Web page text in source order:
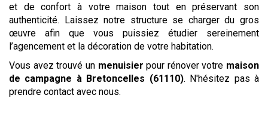
et de confort à votre maison tout en préservant son
authenticité. Laissez notre structure se charger du gros
œuvre afin que vous puissiez étudier sereinement
l’agencement et la décoration de votre habitation.
Vous avez trouvé un menuisier pour rénover votre maison
de campagne à Bretoncelles (61110). N'hésitez pas à
prendre contact avec nous.